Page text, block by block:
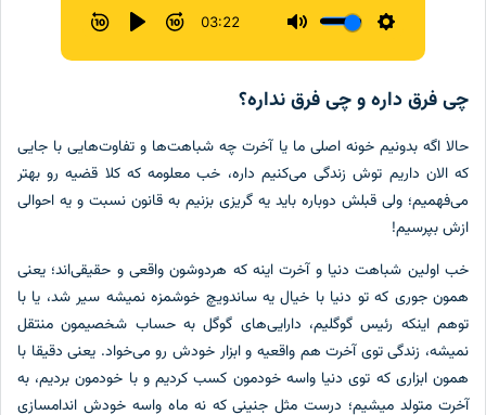
چی فرق داره و چی فرق نداره؟
حالا اگه بدونیم خونه اصلی ما یا آخرت چه شباهت‌ها و تفاوت‌هایی با جایی
که الان داریم توش زندگی می‌کنیم داره، خب معلومه که کلا قضیه رو بهتر
می‌فهمیم؛ ولی قبلش دوباره باید یه گریزی بزنیم به قانون نسبت و یه احوالی
ازش بپرسیم!
خب اولین شباهت دنیا و آخرت اینه که هردوشون واقعی و حقیقی‌اند؛ یعنی
همون جوری که تو دنیا با خیال یه ساندویچ خوشمزه نمیشه سیر شد، یا با
توهم اینکه رئیس گوگلیم، دارایی‌های گوگل به حساب شخصیمون منتقل
نمیشه، زندگی توی آخرت هم واقعیه و ابزار خودش رو می‌خواد. یعنی دقیقا با
همون ابزاری که توی دنیا واسه خودمون کسب کردیم و با خودمون بردیم، به
آخرت متولد میشیم؛ درست مثل جنینی که نه ماه واسه خودش اندامسازی